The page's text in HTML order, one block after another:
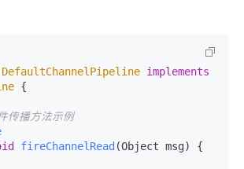
DefaultChannelPipeline implements
{
传播方法示例
fireChannelRead (Object msg) {